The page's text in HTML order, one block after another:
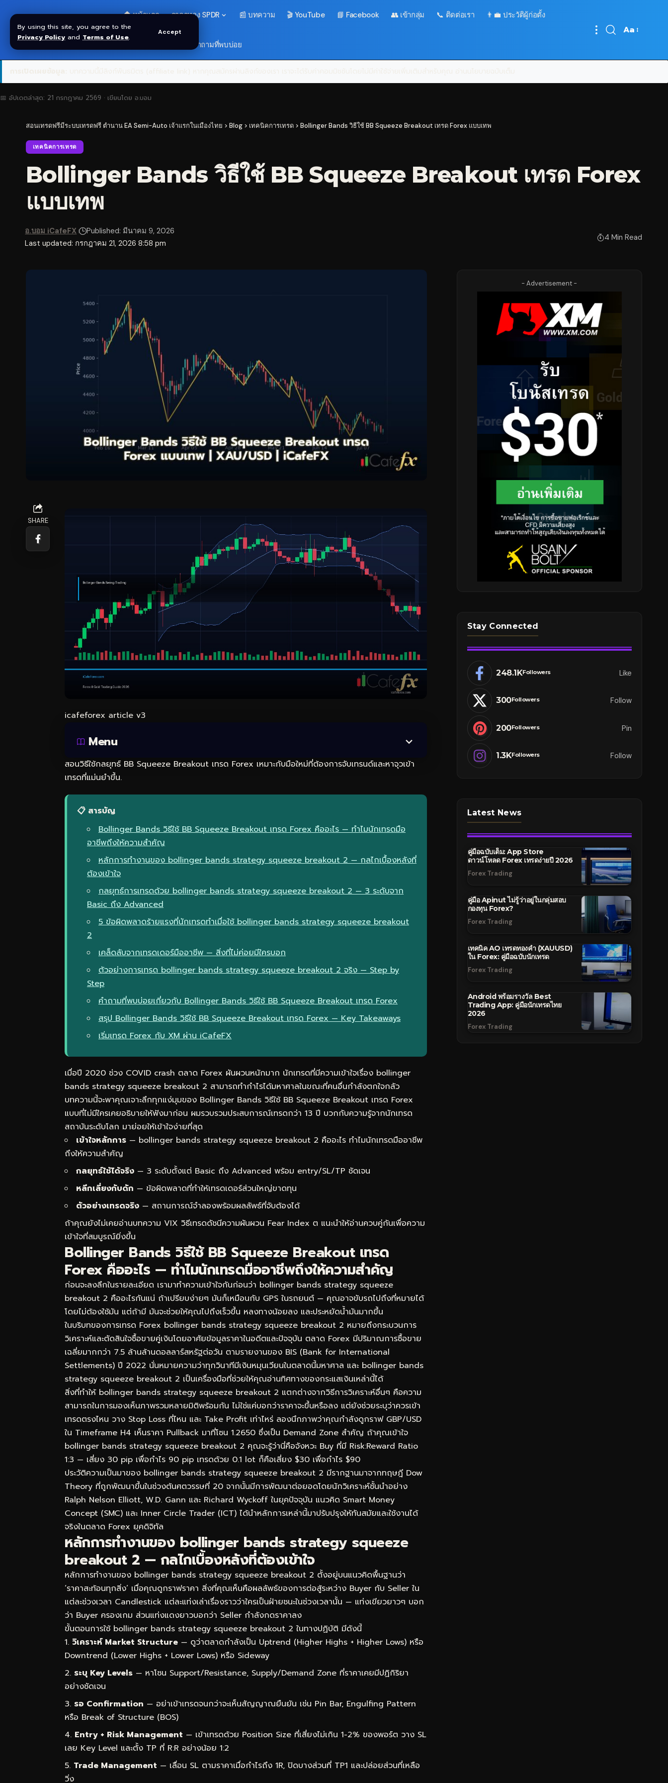
By using this site, you agree to the
Privacy Policy and Terms of Use.
Accept
🏠 หน้าแรก ราคาทอง SPDR 📰 บทความ 🎬 YouTube 📘 Facebook 👥 เข้ากลุ่ม 📞 ติดต่อเรา 👨‍💼 ประวัติผู้ก่อตั้ง
❓ คำถามที่พบบ่อย
Font
Aa
📅 อัปเดตล่าสุด: 21 กรกฎาคม 2569 · เขียนโดย อ.บอม
สอนเทรดฟรีมีระบบเทรดฟรี ตำนาน EA Semi-Auto เจ้าแรกในเมืองไทย > Blog > เทคนิคการเทรด > Bollinger Bands วิธีใช้ BB Squeeze Breakout เทรด Forex แบบเทพ
เทคนิคการเทรด
Bollinger Bands วิธีใช้ BB Squeeze Breakout เทรด Forex
แบบเทพ
Last updated: กรกฎาคม 21, 2026 8:58 pm
อ.บอม iCafeFX Published: มีนาคม 9, 2026
4 Min Read
SHARE
icafeforex article v3
Menu
สอนวิธีใช้กลยุทธ์ BB Squeeze Breakout เทรด Forex เหมาะกับมือใหม่ที่ต้องการจับเทรนด์และหาจุวเข้า
เทรดที่แม่นยำขึ้น.
📋 สารบัญ
Bollinger Bands วิธีใช้ BB Squeeze Breakout เทรด Forex คืออะไร — ทำไมนักเทรดมือ
อาชีพถึงให้ความสำคัญ
หลักการทำงานของ bollinger bands strategy squeeze breakout 2 — กลไกเบื้องหลังที่
ต้องเข้าใจ
กลยุทธ์การเทรดด้วย bollinger bands strategy squeeze breakout 2 — 3 ระดับจาก
Basic ถึง Advanced
5 ข้อผิดพลาดร้ายแรงที่นักเทรดทำเมื่อใช้ bollinger bands strategy squeeze breakout
2
เคล็ดลับจากเทรดเดอร์มืออาชีพ — สิ่งที่ไม่ค่อยมีใครบอก
ตัวอย่างการเทรด bollinger bands strategy squeeze breakout 2 จริง — Step by
Step
คำถามที่พบบ่อยเกี่ยวกับ Bollinger Bands วิธีใช้ BB Squeeze Breakout เทรด Forex
สรุป Bollinger Bands วิธีใช้ BB Squeeze Breakout เทรด Forex — Key Takeaways
เริ่มเทรด Forex กับ XM ผ่าน iCafeFX
เมื่อปี 2020 ช่วง COVID crash ตลาด Forex ผันผวนหนักมาก นักเทรดที่มีความเข้าใจเรื่อง bollinger
bands strategy squeeze breakout 2 สามารถทำกำไรได้มหาศาลในขณะที่คนอื่นกำลังตกใจกลัว
บทความนี้จะพาคุณเจาะลึกทุกแง่มุมของ Bollinger Bands วิธีใช้ BB Squeeze Breakout เทรด Forex
แบบที่ไม่มีใครเคยอธิบายให้ฟังมาก่อน ผมรวบรวมประสบการณ์เทรดกว่า 13 ปี บวกกับความรู้จากนักเทรด
สถาบันระดับโลก มาย่อยให้เข้าใจง่ายที่สุด
เข้าใจหลักการ — bollinger bands strategy squeeze breakout 2 คืออะไร ทำไมนักเทรดมืออาชีพ
ถึงให้ความสำคัญ
กลยุทธ์ใช้ได้จริง — 3 ระดับตั้งแต่ Basic ถึง Advanced พร้อม entry/SL/TP ชัดเจน
หลีกเลี่ยงกับดัก — ข้อผิดพลาดที่ทำให้เทรดเดอร์ส่วนใหญ่ขาดทุน
ตัวอย่างเทรดจริง — สถานการณ์จำลองพร้อมผลลัพธ์ที่จับต้องได้
ถ้าคุณยังไม่เคยอ่านบทความ VIX วิธีเทรดดัชนีความผันผวน Fear Index ต แนะนำให้อ่านควบคู่กันเพื่อความ
เข้าใจที่สมบูรณ์ยิ่งขึ้น
Bollinger Bands วิธีใช้ BB Squeeze Breakout เทรด
Forex คืออะไร — ทำไมนักเทรดมืออาชีพถึงให้ความสำคัญ
ก่อนจะลงลึกในรายละเอียด เรามาทำความเข้าใจกันก่อนว่า bollinger bands strategy squeeze
breakout 2 คืออะไรกันแน่ ถ้าเปรียบง่ายๆ มันก็เหมือนกับ GPS ในรถยนต์ — คุณอาจขับรถไปถึงที่หมายได้
โดยไม่ต้องใช้มัน แต่ถ้ามี มันจะช่วยให้คุณไปถึงเร็วขึ้น หลงทางน้อยลง และประหยัดน้ำมันมากขึ้น
ในบริบทของการเทรด Forex bollinger bands strategy squeeze breakout 2 หมายถึงกระบวนการ
วิเคราะห์และตัดสินใจซื้อขายคู่เงินโดยอาศัยข้อมูลราคาในอดีตและปัจจุบัน ตลาด Forex มีปริมาณการซื้อขาย
เฉลี่ยมากกว่า 7.5 ล้านล้านดอลลาร์สหรัฐต่อวัน ตามรายงานของ BIS (Bank for International
Settlements) ปี 2022 นั่นหมายความว่าทุกวินาทีมีเงินหมุนเวียนในตลาดนี้มหาศาล และ bollinger bands
strategy squeeze breakout 2 เป็นเครื่องมือที่ช่วยให้คุณอ่านทิศทางของกระแสเงินเหล่านี้ได้
สิ่งที่ทำให้ bollinger bands strategy squeeze breakout 2 แตกต่างจากวิธีการวิเคราะห์อื่นๆ คือความ
สามารถในการมองเห็นภาพรวมหลายมิติพร้อมกัน ไม่ใช่แค่บอกว่าราคาจะขึ้นหรือลง แต่ยังช่วยระบุว่าควรเข้า
เทรดตรงไหน วาง Stop Loss ที่ไหน และ Take Profit เท่าไหร่ ลองนึกภาพว่าคุณกำลังดูกราฟ GBP/USD
ใน Timeframe H4 เห็นราคา Pullback มาที่โซน 1.2650 ซึ่งเป็น Demand Zone สำคัญ ถ้าคุณเข้าใจ
bollinger bands strategy squeeze breakout 2 คุณจะรู้ว่านี่คือจังหวะ Buy ที่มี Risk:Reward Ratio
1:3 — เสี่ยง 30 pip เพื่อกำไร 90 pip เทรดด้วย 0.1 lot ก็คือเสี่ยง $30 เพื่อกำไร $90
ประวัติความเป็นมาของ bollinger bands strategy squeeze breakout 2 มีรากฐานมาจากทฤษฎี Dow
Theory ที่ถูกพัฒนาขึ้นในช่วงต้นศตวรรษที่ 20 จากนั้นมีการพัฒนาต่อยอดโดยนักวิเคราะห์ชั้นนำอย่าง
Ralph Nelson Elliott, W.D. Gann และ Richard Wyckoff ในยุคปัจจุบัน แนวคิด Smart Money
Concept (SMC) และ Inner Circle Trader (ICT) ได้นำหลักการเหล่านี้มาปรับปรุงให้ทันสมัยและใช้งานได้
จริงในตลาด Forex ยุคดิจิทัล
หลักการทำงานของ bollinger bands strategy squeeze
breakout 2 — กลไกเบื้องหลังที่ต้องเข้าใจ
หลักการทำงานของ bollinger bands strategy squeeze breakout 2 ตั้งอยู่บนแนวคิดพื้นฐานว่า
‘ราคาสะท้อนทุกสิ่ง’ เมื่อคุณดูกราฟราคา สิ่งที่คุณเห็นคือผลลัพธ์ของการต่อสู้ระหว่าง Buyer กับ Seller ใน
แต่ละช่วงเวลา Candlestick แต่ละแท่งเล่าเรื่องราวว่าใครเป็นฝ่ายชนะในช่วงเวลานั้น — แท่งเขียวยาวๆ บอก
ว่า Buyer ครองเกม ส่วนแท่งแดงยาวบอกว่า Seller กำลังกดราคาลง
ขั้นตอนการใช้ bollinger bands strategy squeeze breakout 2 ในทางปฏิบัติ มีดังนี้
วิเคราะห์ Market Structure — ดูว่าตลาดกำลังเป็น Uptrend (Higher Highs + Higher Lows) หรือ
Downtrend (Lower Highs + Lower Lows) หรือ Sideway
ระบุ Key Levels — หาโซน Support/Resistance, Supply/Demand Zone ที่ราคาเคยมีปฏิกิริยา
อย่างชัดเจน
รอ Confirmation — อย่าเข้าเทรดจนกว่าจะเห็นสัญญาณยืนยัน เช่น Pin Bar, Engulfing Pattern
หรือ Break of Structure (BOS)
Entry + Risk Management — เข้าเทรดด้วย Position Size ที่เสี่ยงไม่เกิน 1-2% ของพอร์ต วาง SL
เลย Key Level และตั้ง TP ที่ R:R อย่างน้อย 1:2
Trade Management — เลื่อน SL ตามราคาเมื่อกำไรถึง 1R, ปิดบางส่วนที่ TP1 และปล่อยส่วนที่เหลือ
วิ่ง
- Advertisement -
Stay Connected
248.1KFollowers Like
300Followers Follow
200Followers Pin
1.3KFollowers Follow
Latest News
คู่มือฉบับเต็ม: App Store
ดาวน์โหลด Forex เทรดง่ายปี 2026
Forex Trading
คู่มือ Apinut ไม่รู้ว่าอยู่ในกลุ่มสอบ
กองทุน Forex?
Forex Trading
เทคนิค AO เทรดทองคำ (XAUUSD)
ใน Forex: คู่มือฉบับนักเทรด
Forex Trading
Android พร้อมรางวัล Best
Trading App: คู่มือนักเทรดไทย
2026
Forex Trading